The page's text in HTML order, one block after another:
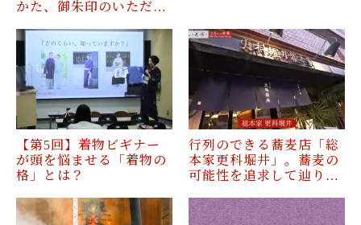
かた、御朱印のいただ…
【第5回】着物ビギナー
が頭を悩ませる「着物の
格」とは？
行列のできる蕎麦店「総
本家更科堀井」。蕎麦の
可能性を追求して辿り…